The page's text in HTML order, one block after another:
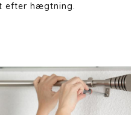
efter hægtning.